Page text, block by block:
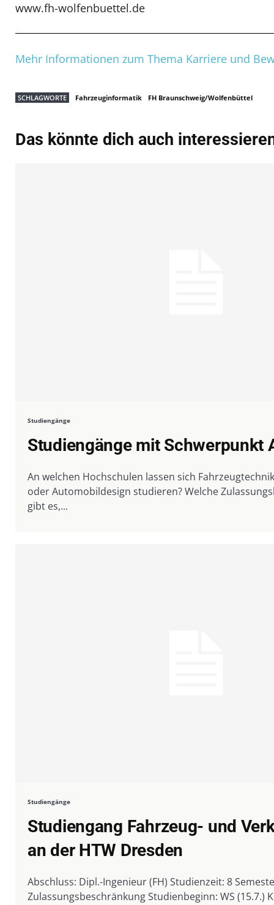
www.fh-wolfenbuettel.de
Mehr Informationen zum Thema Karriere und
SCHLAGWORTE Fahrzeuginformatik FH Braunschweig/Wolfenbüttel
Das könnte dich auch
Studiengänge
Studiengänge mit Schwerpunkt
An welchen Hochschulen lassen sich
oder Automobildesign studieren? Welche
gibt es,...
Studiengänge
Studiengang Fahrzeug- und
an der HTW Dresden
Abschluss: Dipl.-Ingenieur (FH) Studienzeit: 8 Semester
Zulassungsbeschränkung Studienbeginn: WS (15.7.) Kontakt: Hochschule